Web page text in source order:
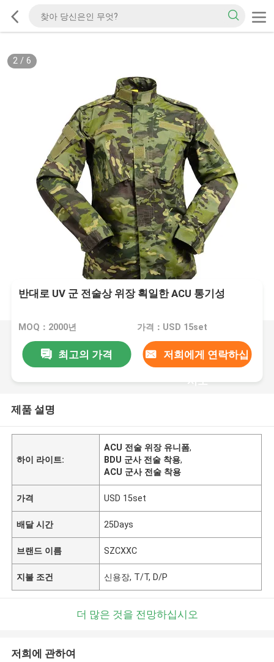
2/ 6
반대로 UV 군 전술상 위장 획일한 ACU 통기성
MOQ：2000년 가격：USD 15set
최고의 가격 저희에게 연락하십
시오
제품 설명
하이 라이트:
ACU 전술 위장 유니폼,
BDU 군사 전술 착용,
ACU 군사 전술 착용
가격 USD 15set
배달 시간 25Days
브랜드 이름 SZCXXC
지불 조건 신용장, T/T, D/P
더 많은 것을 전망하십시오
저희에 관하여